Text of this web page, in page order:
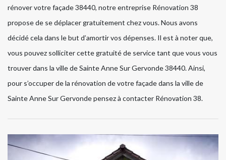
rénover votre façade 38440, notre entreprise Rénovation 38
propose de se déplacer gratuitement chez vous. Nous avons
décidé cela dans le but d’amortir vos dépenses. Il est à noter que,
vous pouvez solliciter cette gratuité de service tant que vous vous
trouver dans la ville de Sainte Anne Sur Gervonde 38440. Ainsi,
pour s’occuper de la rénovation de votre façade dans la ville de
Sainte Anne Sur Gervonde pensez à contacter Rénovation 38.